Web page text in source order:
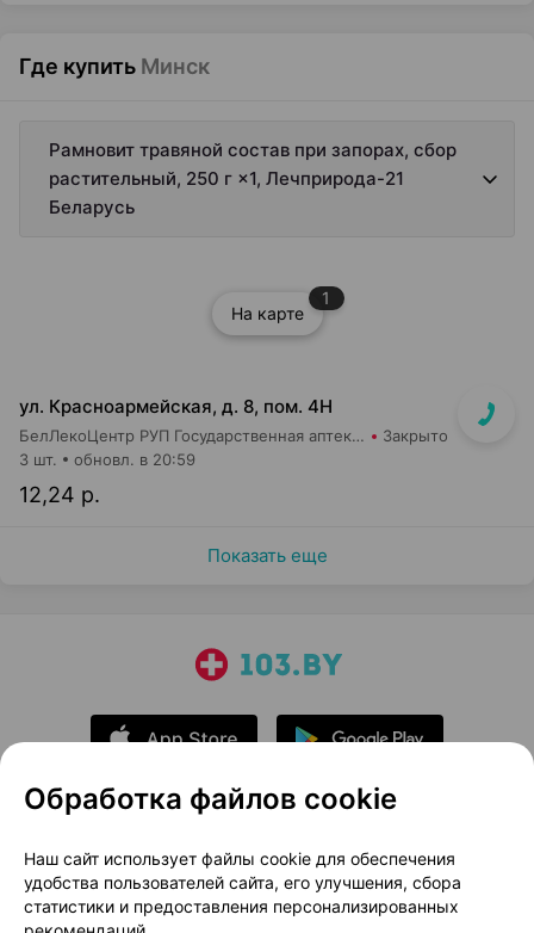
Где купить Минск
Рамновит травяной состав при запорах, сбор
растительный, 250 г ×1, Лечприрода-21
Беларусь
На карте
1
ул. Красноармейская, д. 8, пом. 4Н
БелЛекоЦентр РУП Государственная аптека №12 Закрыто
12,24 р.
3 шт. обновл. в 20:59
Показать еще
О проекте
Новости проекта
Размещение рекламы
Медицинский маркетинг
Публичный договор
Доставка
Обработка файлов cookie
Наш сайт использует файлы cookie для обеспечения
удобства пользователей сайта, его улучшения, сбора
статистики и предоставления персонализированных